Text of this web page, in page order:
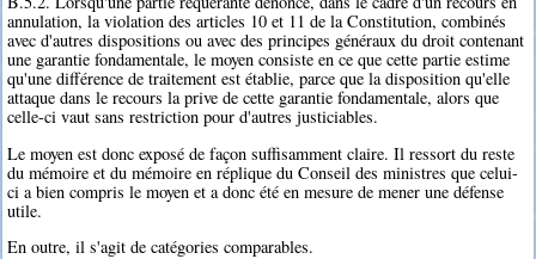
annulation, la violation des articles 10 et 11 de la Constitution, combinés
avec d'autres dispositions ou avec des principes généraux du droit contenant
une garantie fondamentale, le moyen consiste en ce que cette partie estime
qu'une différence de traitement est établie, parce que la disposition qu'elle
attaque dans le recours la prive de cette garantie fondamentale, alors que
celle-ci vaut sans restriction pour d'autres justiciables.
Le moyen est donc exposé de façon suffisamment claire. Il ressort du reste
du mémoire et du mémoire en réplique du Conseil des ministres que celui-
ci a bien compris le moyen et a donc été en mesure de mener une défense
utile.
En outre, il s'agit de catégories comparables.